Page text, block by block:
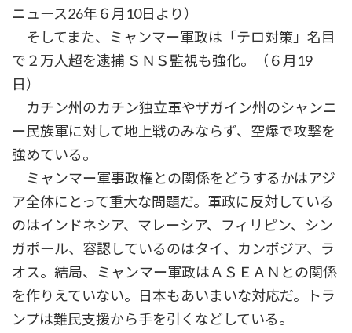
ニュース26年６月10日より）
そしてまた、ミャンマー軍政は「テロ対策」名目
で２万人超を逮捕 ＳＮＳ監視も強化。（６月19
日）
カチン州のカチン独立軍やザガイン州のシャンニ
ー民族軍に対して地上戦のみならず、空爆で攻撃を
強めている。
ミャンマー軍事政権との関係をどうするかはアジ
ア全体にとって重大な問題だ。軍政に反対している
のはインドネシア、マレーシア、フィリピン、シン
ガポール、容認しているのはタイ、カンボジア、ラ
オス。結局、ミャンマー軍政はＡＳＥＡＮとの関係
を作りえていない。日本もあいまいな対応だ。トラ
ンプは難民支援から手を引くなどしている。